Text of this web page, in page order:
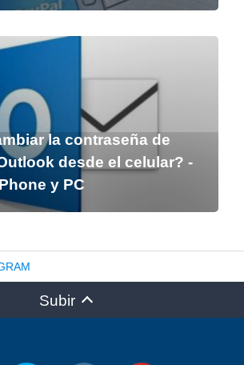
la contraseña de
desde el celular? -
y PC
Subir